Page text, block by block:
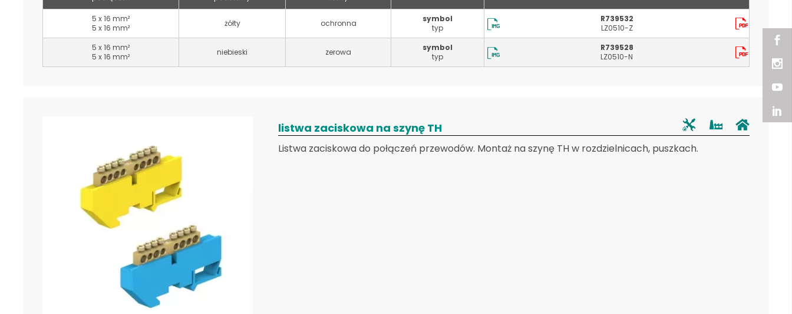
5 x 16 mm²
5 x 16 mm²
żółty ochronna
symbol
typ
R739532
LZ0510-Z
5 x 16 mm²
5 x 16 mm²
niebieski zerowa
symbol
typ
R739528
LZ0510-N
listwa zaciskowa na szynę TH
Listwa zaciskowa do połączeń przewodów. Montaż na szynę TH w rozdzielnicach, puszkach.